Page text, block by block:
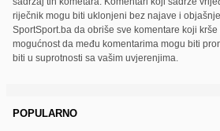
riječnik mogu biti uklonjeni bez najave i
SportSport.ba da obriše sve komentare koji
mogućnost da među komentarima mogu biti
biti u suprotnosti sa vašim uvjerenjima.
POPULARNO